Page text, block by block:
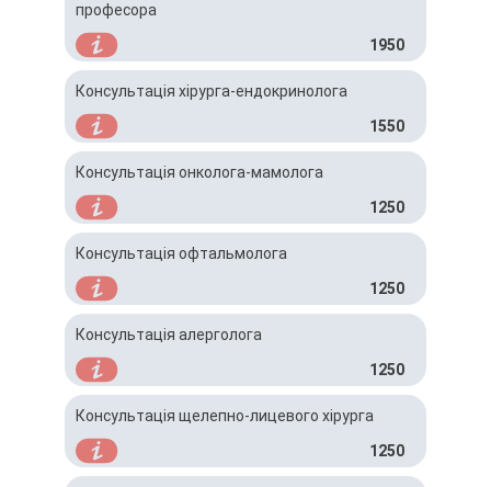
професора
1950
Консультація хірурга-ендокринолога
1550
Консультація онколога-мамолога
1250
Консультація офтальмолога
1250
Консультація алерголога
1250
Консультація щелепно-лицевого хірурга
1250